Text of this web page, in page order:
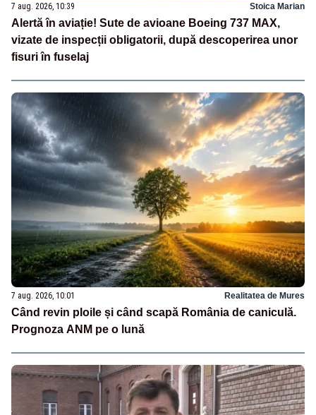
7 aug. 2026, 10:39 Stoica Marian
Alertă în aviație! Sute de avioane Boeing 737 MAX,
vizate de inspecții obligatorii, după descoperirea unor
fisuri în fuselaj
7 aug. 2026, 10:01 Realitatea de Mures
Când revin ploile și când scapă România de caniculă.
Prognoza ANM pe o lună